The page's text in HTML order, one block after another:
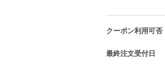
クーポン利用可否
最終注文受付日